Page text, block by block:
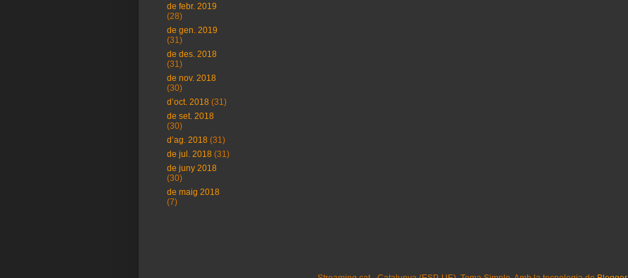
de febr. 2019
(28)
de gen. 2019
(31)
de des. 2018
(31)
de nov. 2018
(30)
d’oct. 2018 (31)
de set. 2018
(30)
d’ag. 2018 (31)
de jul. 2018 (31)
de juny 2018
(30)
de maig 2018
(7)